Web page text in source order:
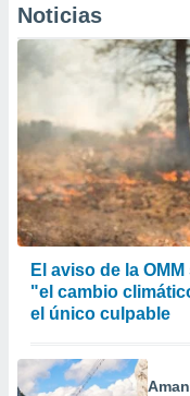
Noticias
El aviso de la
"el cambio
el único culpable